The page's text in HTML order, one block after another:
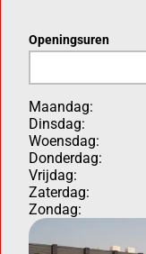
Openingsuren
Maandag:
Dinsdag:
Woensdag:
Donderdag:
Vrijdag:
Zaterdag:
Zondag: